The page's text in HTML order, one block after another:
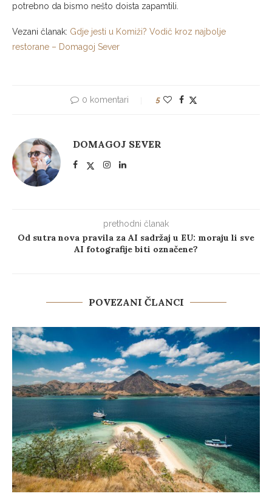
potrebno da bismo nešto doista zapamtili.
Vezani članak: Gdje jesti u Komiži? Vodič kroz najbolje
restorane – Domagoj Sever
0 komentari 5
DOMAGOJ SEVER
prethodni članak
Od sutra nova pravila za AI sadržaj u EU: moraju li sve
AI fotografije biti označene?
POVEZANI ČLANCI